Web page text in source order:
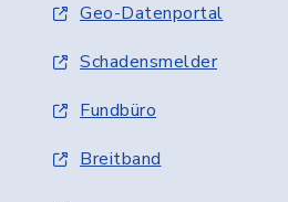
Geo-Datenportal
Schadensmelder
Fundbüro
Breitband